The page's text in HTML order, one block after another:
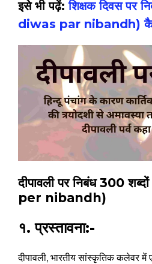
इसे भी पढ़ें:शिक्षक दिवस पर
diwas par nibandh)
दीपावली पर निबंध 300
per nibandh)
१. प्रस्तावना:-
दीपावली, भारतीय सांस्कृतिक कलेवर में